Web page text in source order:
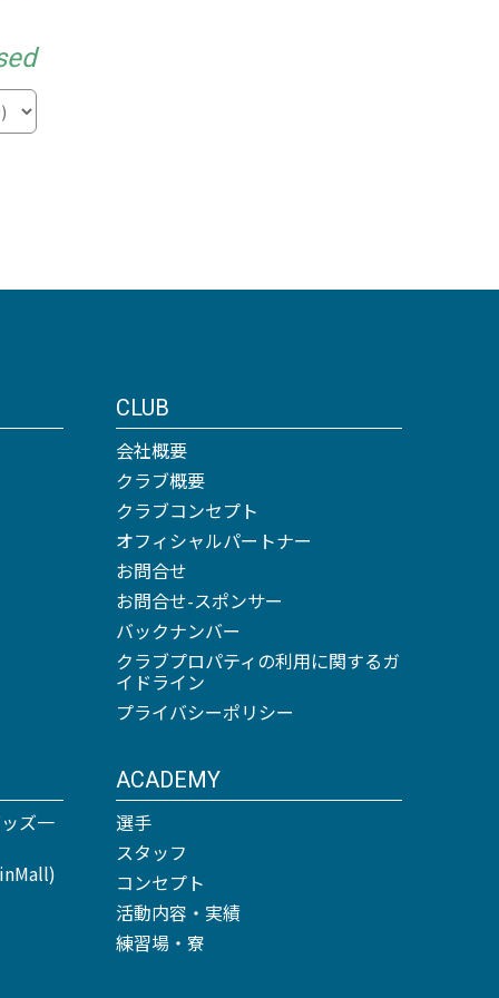
ズ一
ACADEMY
選手
スタッフ
コンセプト
活動内容・実績
練習場・寮
CLUB
会社概要
クラブ概要
クラブコンセプト
オフィシャルパートナー
お問合せ
お問合せ-スポンサー
バックナンバー
クラブプロパティの利用に関するガ
イドライン
プライバシーポリシー